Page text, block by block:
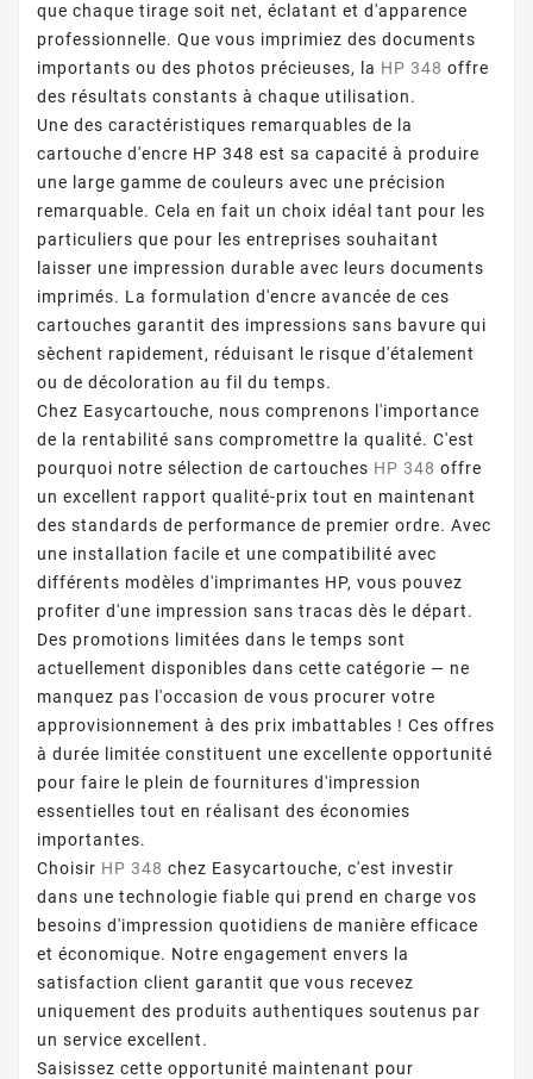
que chaque tirage soit net, éclatant et d'apparence
professionnelle. Que vous imprimiez des documents
importants ou des photos précieuses, la HP 348 offre
des résultats constants à chaque utilisation.
Une des caractéristiques remarquables de la
cartouche d'encre HP 348 est sa capacité à produire
une large gamme de couleurs avec une précision
remarquable. Cela en fait un choix idéal tant pour les
particuliers que pour les entreprises souhaitant
laisser une impression durable avec leurs documents
imprimés. La formulation d'encre avancée de ces
cartouches garantit des impressions sans bavure qui
sèchent rapidement, réduisant le risque d'étalement
ou de décoloration au fil du temps.
Chez Easycartouche, nous comprenons l'importance
de la rentabilité sans compromettre la qualité. C'est
pourquoi notre sélection de cartouches HP 348 offre
un excellent rapport qualité-prix tout en maintenant
des standards de performance de premier ordre. Avec
une installation facile et une compatibilité avec
différents modèles d'imprimantes HP, vous pouvez
profiter d'une impression sans tracas dès le départ.
Des promotions limitées dans le temps sont
actuellement disponibles dans cette catégorie — ne
manquez pas l'occasion de vous procurer votre
approvisionnement à des prix imbattables ! Ces offres
à durée limitée constituent une excellente opportunité
pour faire le plein de fournitures d'impression
essentielles tout en réalisant des économies
importantes.
Choisir HP 348 chez Easycartouche, c'est investir
dans une technologie fiable qui prend en charge vos
besoins d'impression quotidiens de manière efficace
et économique. Notre engagement envers la
satisfaction client garantit que vous recevez
uniquement des produits authentiques soutenus par
un service excellent.
Saisissez cette opportunité maintenant pour